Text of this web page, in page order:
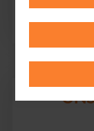
Wednesday